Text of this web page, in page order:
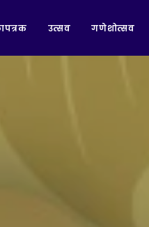
उत्सव गणेशोत्सव